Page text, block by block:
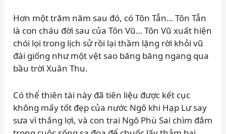
Hơn một trăm năm sau đó, có Tôn Tẫn… Tôn Tẫn
là con cháu đời sau của Tôn Vũ… Tôn Vũ xuất hiện
chói lọi trong lịch sử rồi lại thầm lặng rời khỏi vũ
đài giống như một vệt sao băng băng ngang qua
bầu trời Xuân Thu.
Có thể thiên tài này đã tiên liệu được kết cục
không mấy tốt đẹp của nước Ngô khi Hạp Lư say
sưa vì thắng lợi, và con trai Ngô Phù Sai chìm đắm